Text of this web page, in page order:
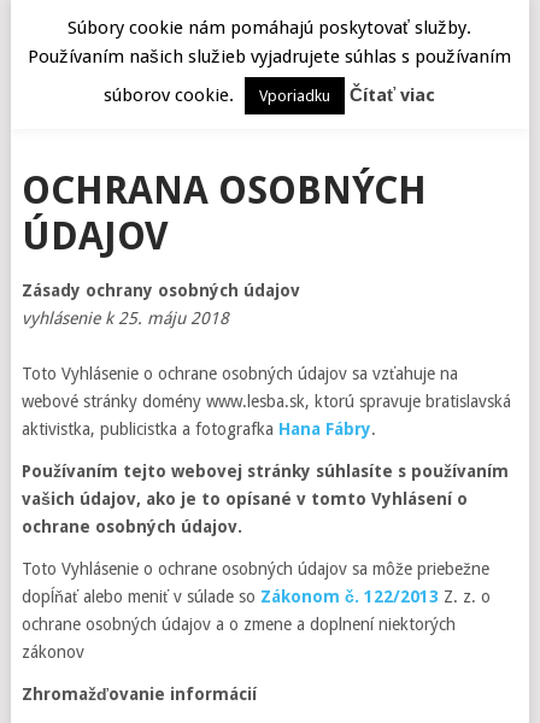
OCHRANA OSOBNÝCH
ÚDAJOV
Zásady ochrany osobných údajov
vyhlásenie k 25. máju 2018
Toto Vyhlásenie o ochrane osobných údajov sa vzťahuje na
webové stránky domény www.lesba.sk, ktorú spravuje bratislavská
aktivistka, publicistka a fotografka Hana Fábry.
Používaním tejto webovej stránky súhlasíte s používaním
vašich údajov, ako je to opísané v tomto Vyhlásení o
ochrane osobných údajov.
Toto Vyhlásenie o ochrane osobných údajov sa môže priebežne
dopĺňať alebo meniť v súlade so Zákonom č. 122/2013 Z. z. o
ochrane osobných údajov a o zmene a doplnení niektorých
zákonov
Zhromažďovanie informácií
Súbory cookie nám pomáhajú poskytovať služby.
Používaním našich služieb vyjadrujete súhlas s používaním
súborov cookie.
Vporiadku Čítať viac